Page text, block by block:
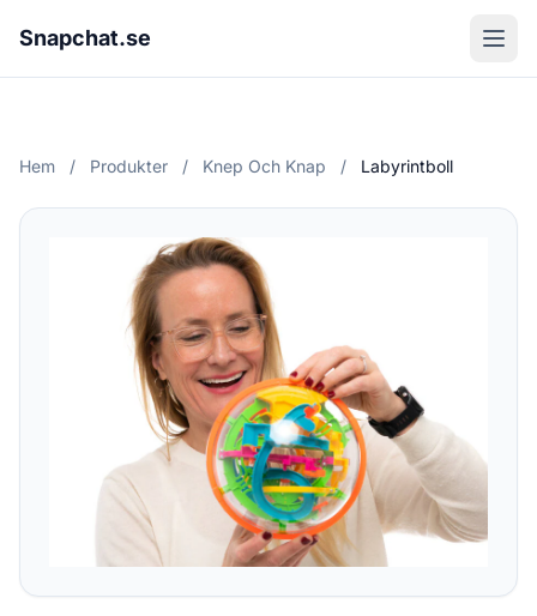
Snapchat.se
Hem / Produkter / Knep Och Knap / Labyrintboll